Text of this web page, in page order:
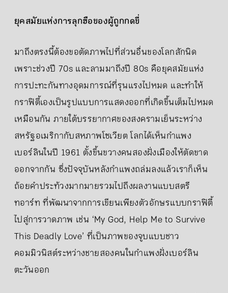
ยุคสมัยแห่งการลุกฮือของผู้ถูกกดขี่
มาถึงตรงนี้ต้องขอตัดภาพไปที่ส่วนอื่นของโลกสักนิด
เพราะช่วงปี 70s และลามมาถึงปี 80s คือยุคสมัยแห่ง
การปะทะกันทางอุดมการณ์ที่รุนแรงไปหมด และทำให้
กราฟิตี้เองเป็นรูปแบบการแสดงออกที่เกิดขึ้นเต็มไปหมด
เหมือนกัน ภายใต้บรรยากาศของสงครามเย็นระหว่าง
สหรัฐอเมริกากับสหภาพโซเวียต โลกได้เห็นกำแพง
เบอร์ลินในปี 1961 ตั้งขึ้นขวางคนสองฝั่งเมืองให้ตัดขาด
ออกจากกัน ซึ่งปัจจุบันหลังกำแพงถล่มลงแล้วเราก็เห็น
ถ้อยคำประท้วงมากมายรวมไปถึงผลงานแบบสตรี
ทอาร์ท ที่พัฒนาจากการเขียนเพียงตัวอักษรแบบกราฟิตี้
ไปสู่การวาดภาพ เช่น ‘My God, Help Me to Survive
This Deadly Love’ ที่เป็นภาพของจูบแบบชาว
คอมมิวนิสต์ระหว่างชายสองคนในกำแพงฝั่งเบอร์ลิน
ตะวันออก